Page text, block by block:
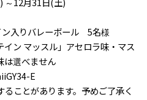
入りバレーボール 5名様
ン マッスル」アセロラ味・マス
は選べません
E
ことがあります。予めご了承く